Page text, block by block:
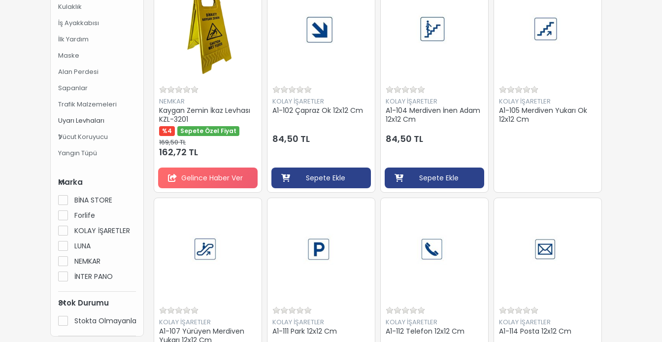
Kulaklık
İş Ayakkabısı
İlk Yardım
Maske
Alan Perdesi
Sapanlar
Trafik Malzemeleri
Uyarı Levhaları
Vücut Koruyucu
Yangın Tüpü
Marka
BİNA STORE
Forlife
KOLAY İŞARETLER
LUNA
NEMKAR
İNTER PANO
Stok Durumu
Stokta Olmayanları Gizle
NEMKAR
Kaygan Zemin İkaz Levhası
KZL-3201
%4 Sepete Özel Fiyat
169,50 TL
162,72 TL
Gelince Haber Ver
KOLAY İŞARETLER
A1-102 Çapraz Ok 12x12 Cm
84,50 TL
Sepete Ekle
KOLAY İŞARETLER
A1-104 Merdiven İnen Adam
12x12 Cm
84,50 TL
Sepete Ekle
KOLAY İŞARETLER
A1-105 Merdiven Yukarı Ok
12x12 Cm
KOLAY İŞARETLER
A1-107 Yürüyen Merdiven
KOLAY İŞARETLER
A1-111 Park 12x12 Cm
KOLAY İŞARETLER
A1-112 Telefon 12x12 Cm
KOLAY İŞARETLER
A1-114 Posta 12x12 Cm